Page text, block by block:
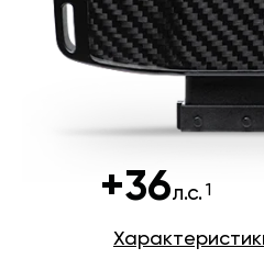
+36л.с.